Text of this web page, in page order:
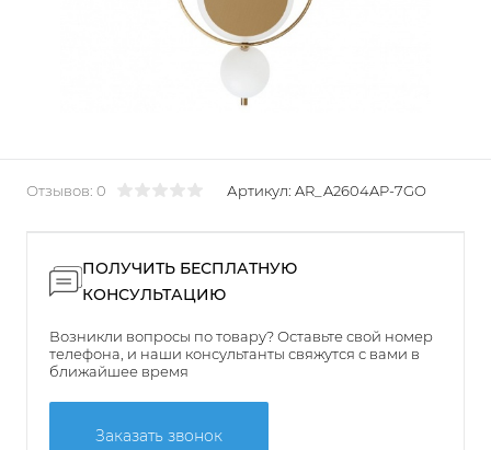
Отзывов: 0 Артикул: AR_A2604AP-7GO
ПОЛУЧИТЬ БЕСПЛАТНУЮ
КОНСУЛЬТАЦИЮ
Возникли вопросы по товару? Оставьте свой номер
телефона, и наши консультанты свяжутся с вами в
ближайшее время
Заказать звонок